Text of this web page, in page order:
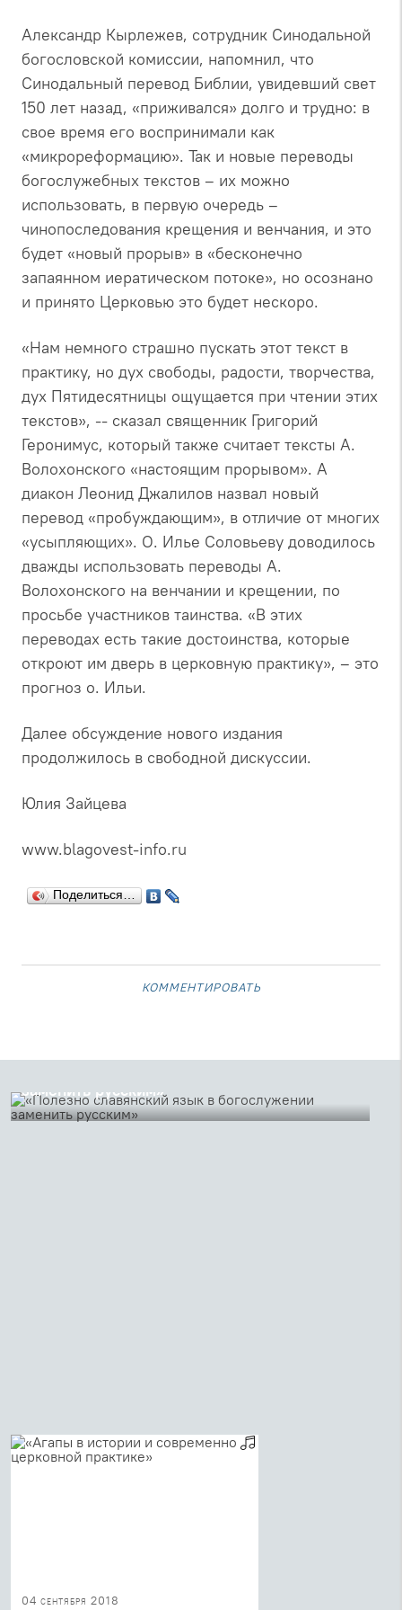
Александр Кырлежев, сотрудник Синодальной
богословской комиссии, напомнил, что
Синодальный перевод Библии, увидевший свет
150 лет назад, «приживался» долго и трудно: в
свое время его воспринимали как
«микрореформацию». Так и новые переводы
богослужебных текстов – их можно
использовать, в первую очередь –
чинопоследования крещения и венчания, и это
будет «новый прорыв» в «бесконечно
запаянном иератическом потоке», но осознано
и принято Церковью это будет нескоро.
«Нам немного страшно пускать этот текст в
практику, но дух свободы, радости, творчества,
дух Пятидесятницы ощущается при чтении этих
текстов», -- сказал священник Григорий
Геронимус, который также считает тексты А.
Волохонского «настоящим прорывом». А
диакон Леонид Джалилов назвал новый
перевод «пробуждающим», в отличие от многих
«усыпляющих». О. Илье Соловьеву доводилось
дважды использовать переводы А.
Волохонского на венчании и крещении, по
просьбе участников таинства. «В этих
переводах есть такие достоинства, которые
откроют им дверь в церковную практику», – это
прогноз о. Ильи.
Далее обсуждение нового издания
продолжилось в свободной дискуссии.
Юлия Зайцева
www.blagovest-info.ru
Поделиться…
комментировать
заменить русским»
04 сентября 2018